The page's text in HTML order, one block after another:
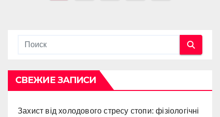
СВЕЖИЕ ЗАПИСИ
Захист від холодового стресу стопи: фізіологічні